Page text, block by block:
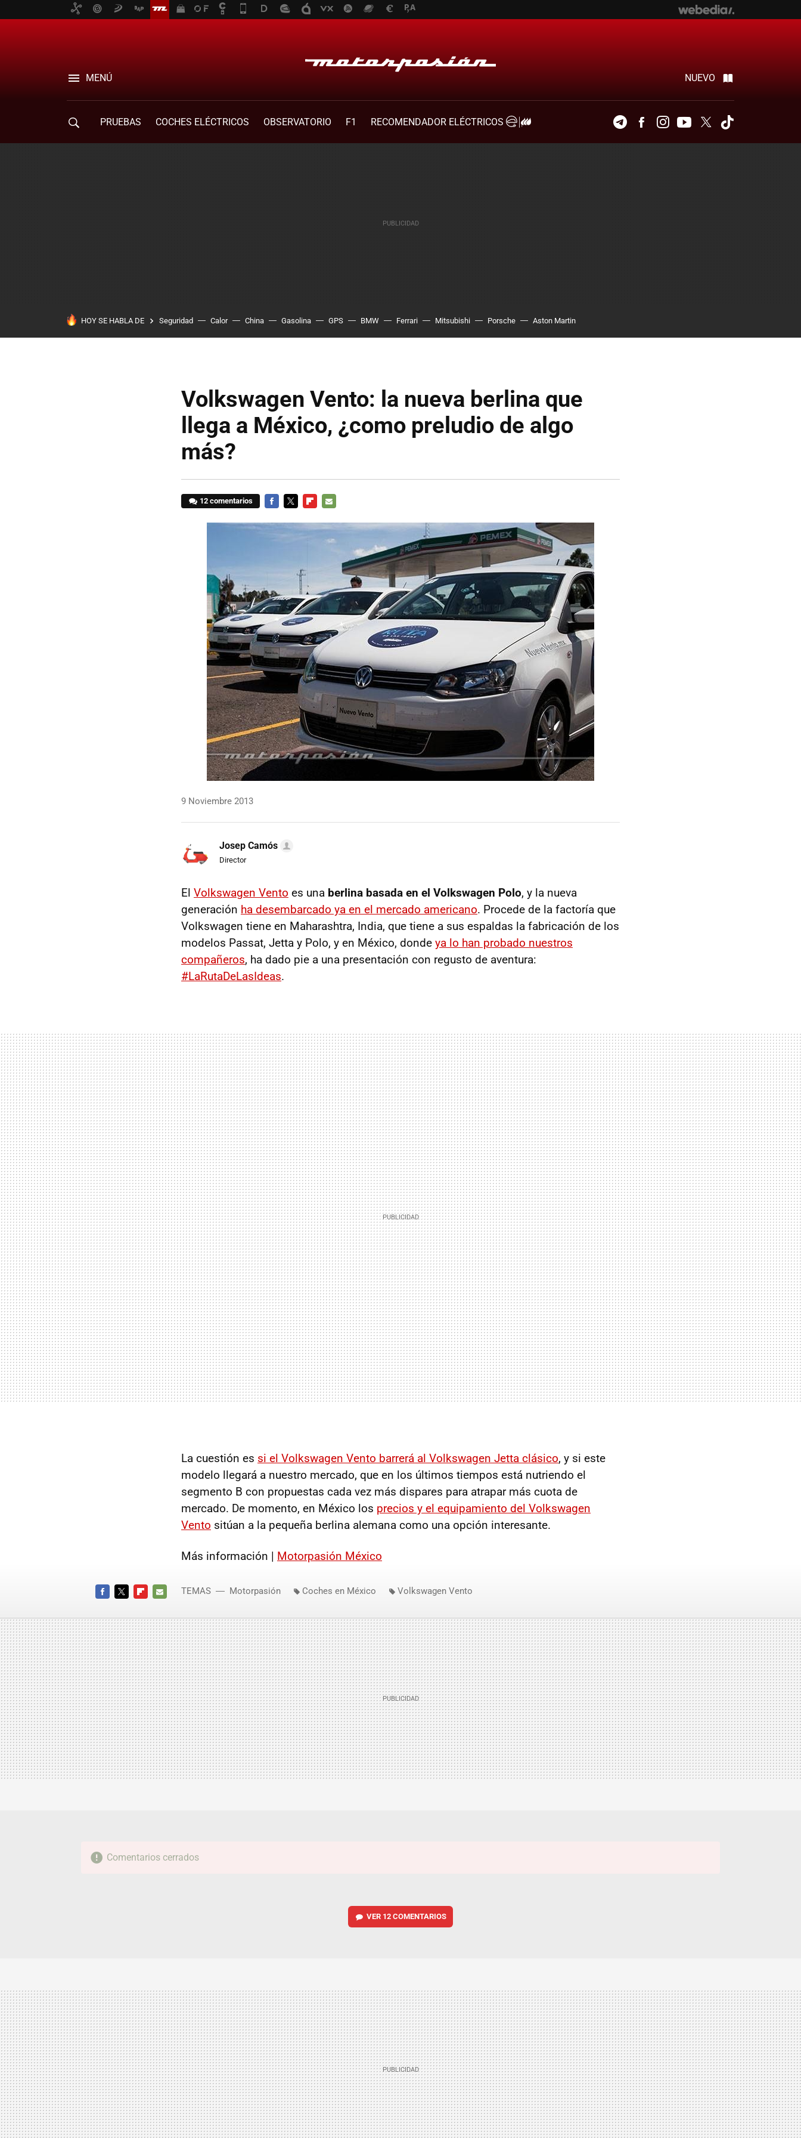
MENÚ NUEVO
PRUEBAS COCHES ELÉCTRICOS OBSERVATORIO F1
RECOMENDADOR ELÉCTRICOS
TelegramFacebookInstagramYoutubeTwitter
HOY SE HABLA DE Seguridad Calor China Gasolina GPS BMW Ferrari Mitsubishi Porsche Aston Martin
Volkswagen Vento: la nueva berlina que
llega a México, ¿como preludio de algo
más?
12 comentarios
MAIL
9 Noviembre 2013
Josep Camós
Director
El Volkswagen Vento es una berlina basada en el Volkswagen Polo, y la nueva
generación ha desembarcado ya en el mercado americano. Procede de la factoría que
Volkswagen tiene en Maharashtra, India, que tiene a sus espaldas la fabricación de los
modelos Passat, Jetta y Polo, y en México, donde ya lo han probado nuestros
compañeros, ha dado pie a una presentación con regusto de aventura:
#LaRutaDeLasIdeas.
La cuestión es si el Volkswagen Vento barrerá al Volkswagen Jetta clásico, y si este
modelo llegará a nuestro mercado, que en los últimos tiempos está nutriendo el
segmento B con propuestas cada vez más dispares para atrapar más cuota de
mercado. De momento, en México los precios y el equipamiento del Volkswagen
Vento sitúan a la pequeña berlina alemana como una opción interesante.
Más información | Motorpasión México
MAIL
TEMAS Motorpasión Coches en México Volkswagen Vento
Comentarios cerrados
VER 12 COMENTARIOS